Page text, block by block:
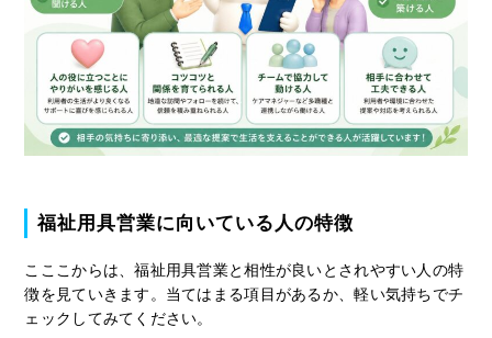
福祉用具営業に向いている人の特徴
こここからは、福祉用具営業と相性が良いとされやすい人の特
徴を見ていきます。当てはまる項目があるか、軽い気持ちでチ
ェックしてみてください。